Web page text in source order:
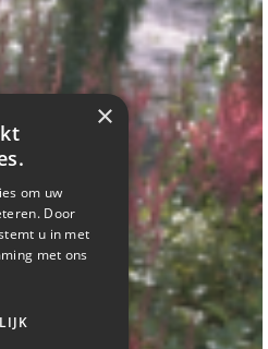
×
om uw
Door
u in met
met ons